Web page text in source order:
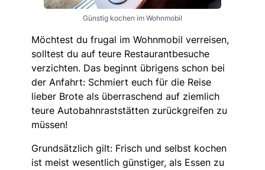
Günstig kochen im Wohnmobil
Möchtest du frugal im Wohnmobil verreisen,
solltest du auf teure Restaurantbesuche
verzichten. Das beginnt übrigens schon bei
der Anfahrt: Schmiert euch für die Reise
lieber Brote als überraschend auf ziemlich
teure Autobahnraststätten zurückgreifen zu
müssen!
Grundsätzlich gilt: Frisch und selbst kochen
ist meist wesentlich günstiger, als Essen zu